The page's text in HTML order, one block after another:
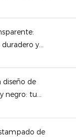
y
diseño de
negro: tu
de